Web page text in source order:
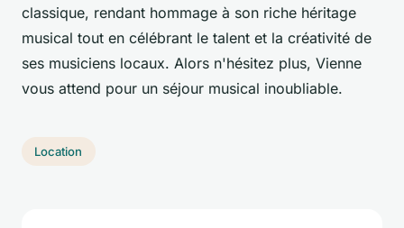
classique, rendant hommage à son riche héritage
musical tout en célébrant le talent et la créativité de
ses musiciens locaux. Alors n'hésitez plus, Vienne
vous attend pour un séjour musical inoubliable.
Location